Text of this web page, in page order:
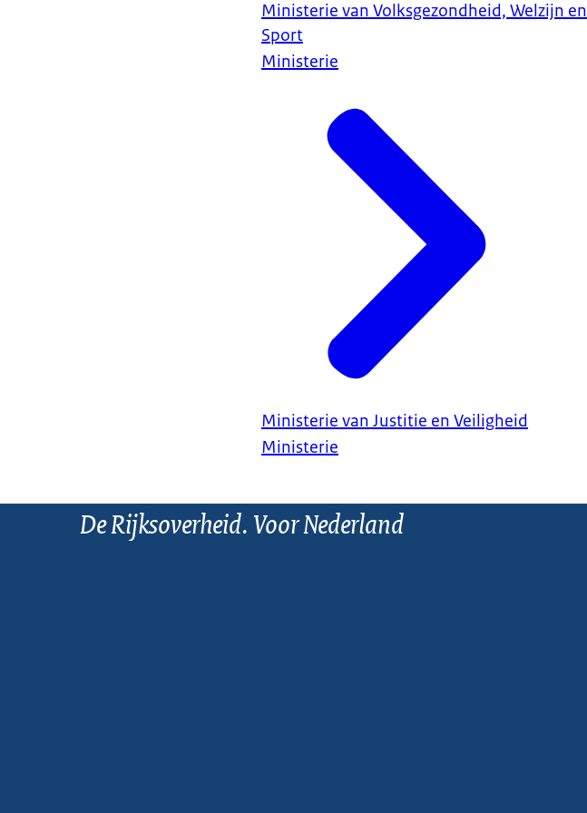
Ministerie van Volksgezondheid, Welzijn en
Sport
Ministerie
Ministerie van Justitie en Veiligheid
Ministerie
De Rijksoverheid. Voor Nederland